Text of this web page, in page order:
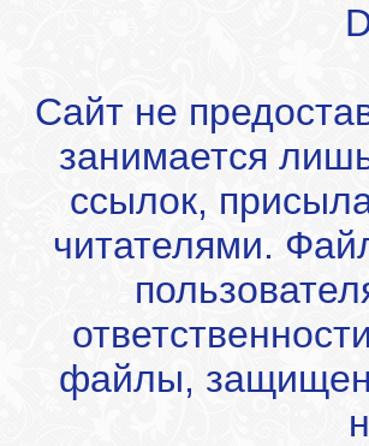
Сайт не
занимается
ссылок,
читателями.
файлы,